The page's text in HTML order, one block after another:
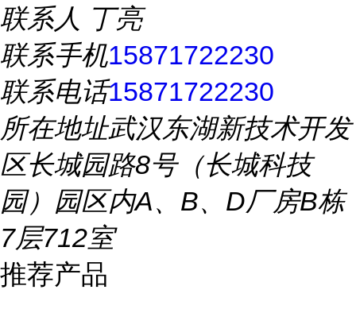
联系人 丁亮
联系手机15871722230
联系电话15871722230
所在地址武汉东湖新技术开发
区长城园路8号（长城科技
园）园区内A、B、D厂房B栋
7层712室
推荐产品